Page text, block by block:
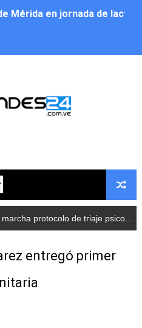
Mérida en jornada de
jornada recreativa a la
residencial en la
inclusión y atención a
“Ríe 2026” recorre las
realizó una jornada
gratuito de electrónica
grado para promover el
de triaje psicosocial para atender a rescatistas
entregó primer